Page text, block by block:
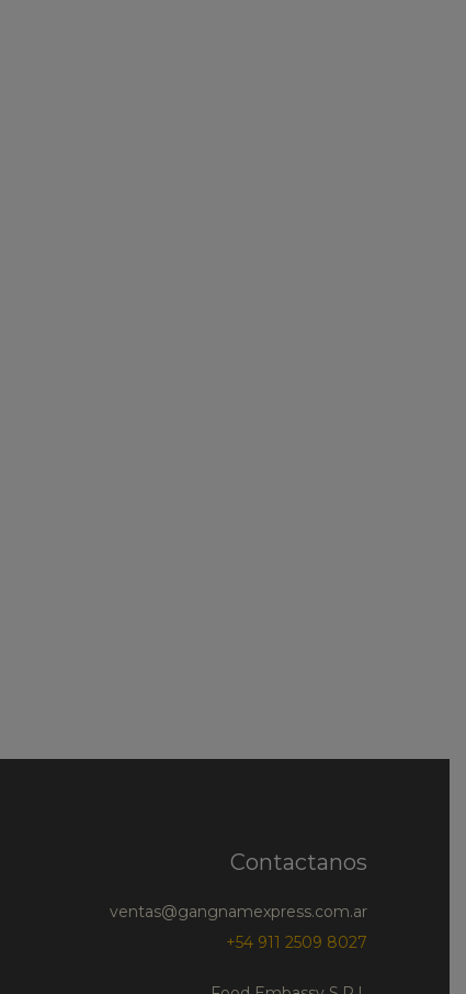
Contactanos
ventas@gangnamexpress.com.ar
+54 911 2509 8027